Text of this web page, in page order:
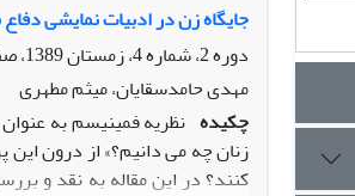
جایگاه زن در ادبیات نمایشی
دوره 2، شماره 4، زمستان 1389، صفحه
مهدی حامدسقایان، میثم مطهری
چکیده نظریه فمینیسم به
زنان چه می دانیم؟» از درون
کنند؟ در این مقاله به نقد و